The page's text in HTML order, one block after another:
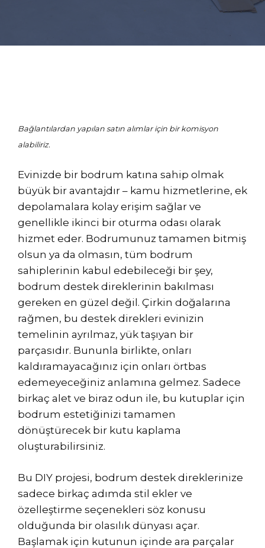
Bağlantılardan yapılan satın alımlar için bir komisyon
alabiliriz.
Evinizde bir bodrum katına sahip olmak
büyük bir avantajdır – kamu hizmetlerine, ek
depolamalara kolay erişim sağlar ve
genellikle ikinci bir oturma odası olarak
hizmet eder. Bodrumunuz tamamen bitmiş
olsun ya da olmasın, tüm bodrum
sahiplerinin kabul edebileceği bir şey,
bodrum destek direklerinin bakılması
gereken en güzel değil. Çirkin doğalarına
rağmen, bu destek direkleri evinizin
temelinin ayrılmaz, yük taşıyan bir
parçasıdır. Bununla birlikte, onları
kaldıramayacağınız için onları örtbas
edemeyeceğiniz anlamına gelmez. Sadece
birkaç alet ve biraz odun ile, bu kutuplar için
bodrum estetiğinizi tamamen
dönüştürecek bir kutu kaplama
oluşturabilirsiniz.
Bu DIY projesi, bodrum destek direklerinize
sadece birkaç adımda stil ekler ve
özelleştirme seçenekleri söz konusu
olduğunda bir olasılık dünyası açar.
Başlamak için kutunun içinde ara parçalar